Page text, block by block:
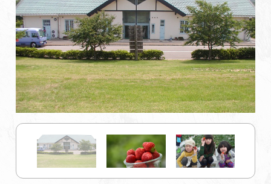
泊まる アクセス
マイページ
初めての加賀温泉郷
加賀に泊まって！北陸巡り♪
ご当地グルメ